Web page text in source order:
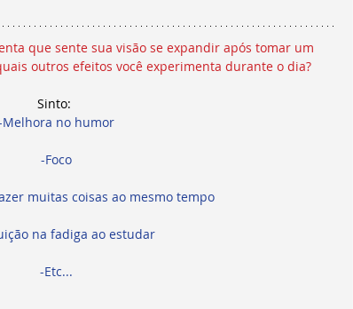
que sente sua visão se expandir após tomar um
outros efeitos você experimenta durante o dia?
Sinto:
Melhora no humor
-Foco
muitas coisas ao mesmo tempo
na fadiga ao estudar
-Etc...